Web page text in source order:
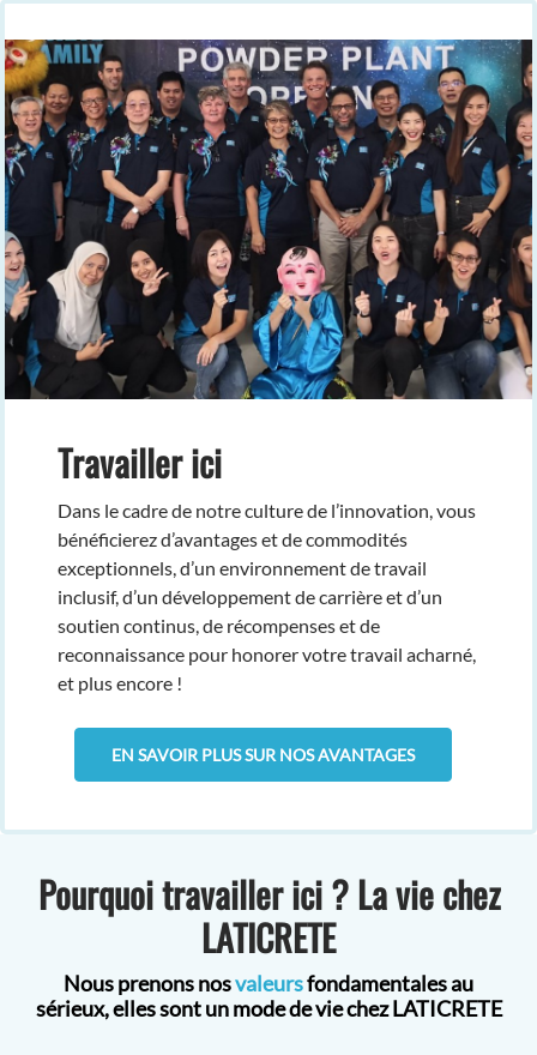
Travailler ici
Dans le cadre de notre culture de l’innovation, vous
bénéficierez d’avantages et de commodités
exceptionnels, d’un environnement de travail
inclusif, d’un développement de carrière et d’un
soutien continus, de récompenses et de
reconnaissance pour honorer votre travail acharné,
et plus encore !
EN SAVOIR PLUS SUR NOS AVANTAGES
Pourquoi travailler ici ? La vie chez
LATICRETE
Nous prenons nosvaleursfondamentales au
sérieux, elles sont un mode de vie chez LATICRETE